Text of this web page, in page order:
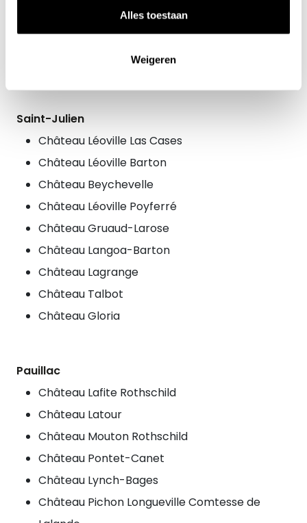
Alles toestaan
Weigeren
Château d'Issan
Château du Tertre
Saint-Julien
Château Léoville Las Cases
Château Léoville Barton
Château Beychevelle
Château Léoville Poyferré
Château Gruaud-Larose
Château Langoa-Barton
Château Lagrange
Château Talbot
Château Gloria
Pauillac
Château Lafite Rothschild
Château Latour
Château Mouton Rothschild
Château Pontet-Canet
Château Lynch-Bages
Château Pichon Longueville Comtesse de